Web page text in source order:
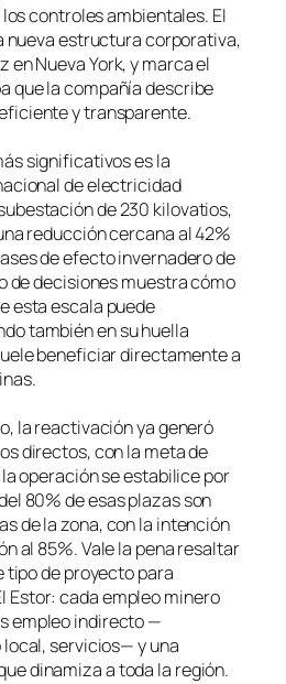
controles ambientales. El
nueva estructura corporativa,
Nueva York, y marca el
que la compañía describe
y transparente.
significativos es la
de electricidad
de 230 kilovatios,
reducción cercana al 42%
de efecto invernadero de
de decisiones muestra cómo
esta escala puede
también en su huella
beneficiar directamente a
la reactivación ya generó
directos, con la meta de
operación se estabilice por
80% de esas plazas son
de la zona, con la intención
al 85%. Vale la pena resaltar
tipo de proyecto para
Estor: cada empleo minero
empleo indirecto —
servicios— y una
dinamiza a toda la región.